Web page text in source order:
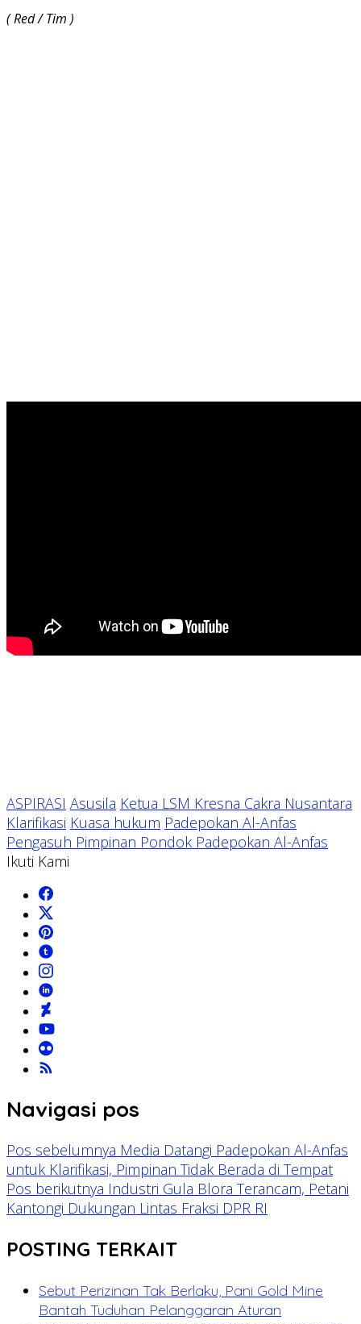
( Red / Tim )
ASPIRASI Asusila Ketua LSM Kresna Cakra Nusantara
Klarifikasi Kuasa hukum Padepokan Al-Anfas
Pengasuh Pimpinan Pondok Padepokan Al-Anfas
Ikuti Kami
Navigasi pos
Pos sebelumnya Media Datangi Padepokan Al-Anfas
untuk Klarifikasi, Pimpinan Tidak Berada di Tempat
Pos berikutnya Industri Gula Blora Terancam, Petani
Kantongi Dukungan Lintas Fraksi DPR RI
POSTING TERKAIT
Sebut Perizinan Tak Berlaku, Pani Gold Mine
Bantah Tuduhan Pelanggaran Aturan